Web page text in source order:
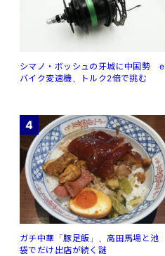
シマノ・ボッシュの牙城に中国勢 e
バイク変速機、トルク2倍で挑む
4
ガチ中華「豚足飯」、高田馬場と池
袋でだけ出店が続く謎